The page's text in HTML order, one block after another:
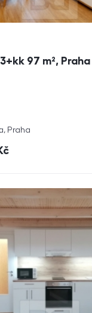
97 m²,
Praha